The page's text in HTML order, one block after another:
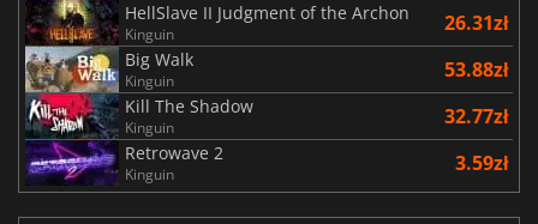
HellSlave II Judgment of the Archon
Kinguin 26.31zł
Big Walk
Kinguin 53.88zł
Kill The Shadow
Kinguin 32.77zł
Retrowave 2
Kinguin 3.59zł